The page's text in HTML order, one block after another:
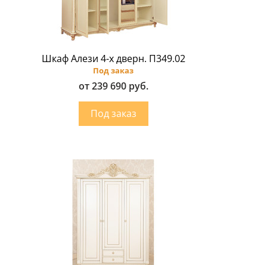
Шкаф Алези 4-х дверн. П349.02
Под заказ
от 239 690 руб.